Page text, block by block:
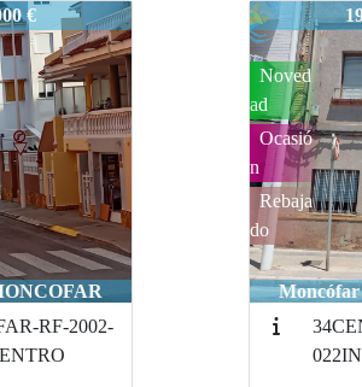
RF:7007-CENTROPLAYA
€